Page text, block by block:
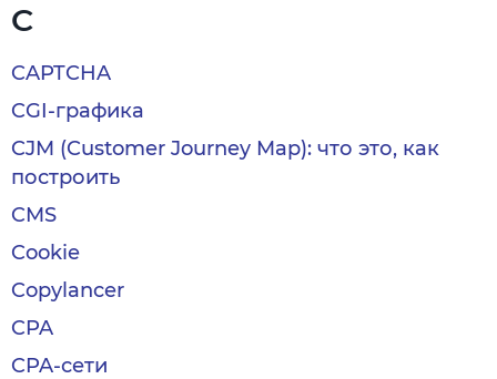
C
CAPTCHA
CGI-графика
CJM (Customer Journey Map): что это, как
построить
CMS
Cookie
Copylancer
CPA
CPA-сети